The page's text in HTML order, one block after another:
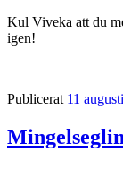
Kul Viveka att du
igen!
Publicerat 11